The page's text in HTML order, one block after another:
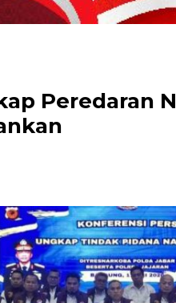
Peredaran